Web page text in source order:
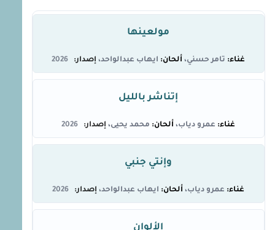
مولعينها
تامر حسني ايهاب عبدالواحد 2026
إتناشر بالليل
عمرو دياب محمد يحيى 2026
وإنتي جنبي
عمرو دياب ايهاب عبدالواحد 2026
الألوان